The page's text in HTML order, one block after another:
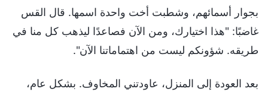
بجوار أسمائهم، وشطبت أخت واحدة اسمها. قال القس
غاضبًا: "هذا اختيارك، ومن الآن فصاعدًا ليذهب كل منا في
طريقه. شؤونكم ليست من اهتماماتنا الآن".
بعد العودة إلى المنزل، عاودتني المخاوف. بشكل عام،